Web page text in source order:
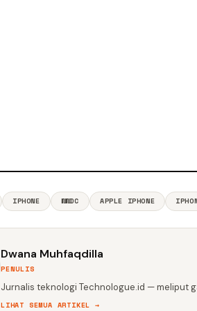
IPHONE WWDC APPLE IPHONE
Dwana Muhfaqdilla
PENULIS
Jurnalis teknologi Technologue.id — meliput
LIHAT SEMUA ARTIKEL →